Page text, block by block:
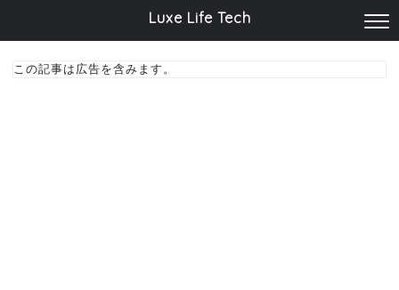
Luxe Life Tech
この記事は広告を含みます。